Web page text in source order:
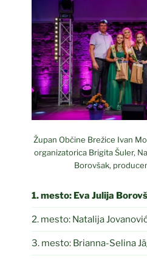
Župan Občine Brežice Ivan
organizatorica Brigita Šuler,
Borovšak,
1. mesto: Eva Julija
2. mesto: Natalija
3. mesto: Brianna-Selina